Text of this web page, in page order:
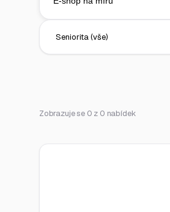
Zobrazuje se 0 z 0 nabídek